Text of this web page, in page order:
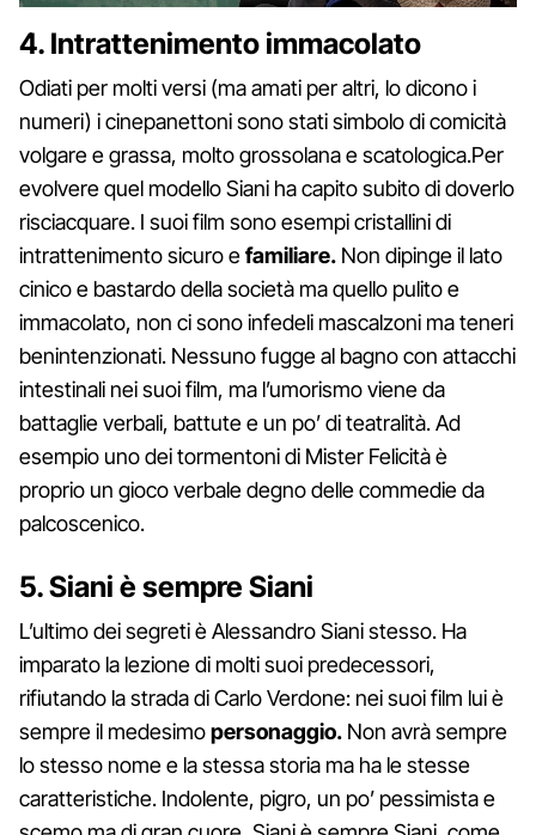
4. Intrattenimento immacolato
Odiati per molti versi (ma amati per altri, lo dicono i
numeri) i cinepanettoni sono stati simbolo di comicità
volgare e grassa, molto grossolana e scatologica.Per
evolvere quel modello Siani ha capito subito di doverlo
risciacquare. I suoi film sono esempi cristallini di
intrattenimento sicuro efamiliare. Non dipinge il lato
cinico e bastardo della società ma quello pulito e
immacolato, non ci sono infedeli mascalzoni ma teneri
benintenzionati. Nessuno fugge al bagno con attacchi
intestinali nei suoi film, ma l’umorismo viene da
battaglie verbali, battute e un po’ di teatralità. Ad
esempio uno dei tormentoni di Mister Felicità è
proprio un gioco verbale degno delle commedie da
palcoscenico.
5. Siani è sempre Siani
L’ultimo dei segreti è Alessandro Siani stesso. Ha
imparato la lezione di molti suoi predecessori,
rifiutando la strada di Carlo Verdone: nei suoi film lui è
sempre il medesimopersonaggio. Non avrà sempre
lo stesso nome e la stessa storia ma ha le stesse
caratteristiche. Indolente, pigro, un po’ pessimista e